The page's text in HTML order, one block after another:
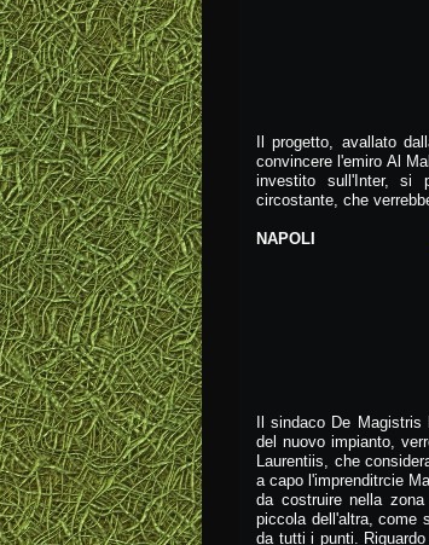
Il progetto, avallato
convincere l'emiro Al
investito sull'Inter, si
circostante, che
NAPOLI
Il sindaco De
del nuovo impianto,
Laurentiis, che
a capo l'imprenditrcie
da costruire nella
piccola dell'altra, come
da tutti i punti.